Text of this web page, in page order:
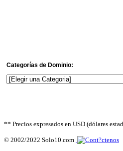
Categorías de Dominio:
** Precios expresados en USD (dólares
© 2002/2022 Solo10.com